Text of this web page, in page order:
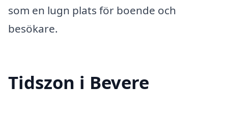
som en lugn plats för boende och
besökare.
Tidszon i Bevere